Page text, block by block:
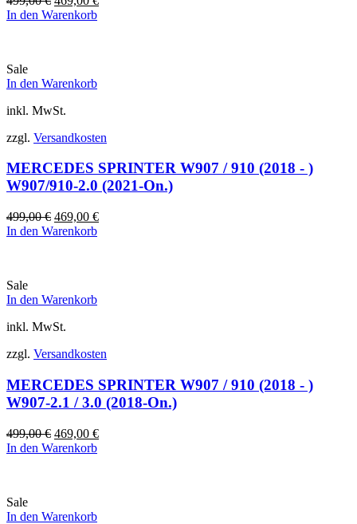
Preis
In den Warenkorb
Sale
In den Warenkorb
inkl. MwSt.
zzgl. Versandkosten
MERCEDES SPRINTER W907 / 910 (2018 - )
W907/910-2.0 (2021-On.)
499,00€ Ursprünglicher
Preis
469,00 €Aktueller
In den Warenkorb
Sale
In den Warenkorb
inkl. MwSt.
zzgl. Versandkosten
MERCEDES SPRINTER W907 / 910 (2018 - )
W907-2.1 / 3.0 (2018-On.)
499,00€ Ursprünglicher
Preis
469,00 €Aktueller
In den Warenkorb
Sale
In den Warenkorb